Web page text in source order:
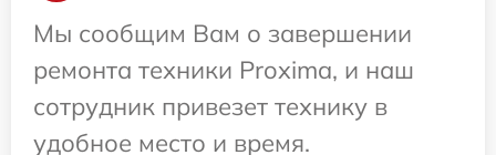
Мы сообщим Вам о завершении
ремонта техники Proxima, и наш
сотрудник привезет технику в
удобное место и время.